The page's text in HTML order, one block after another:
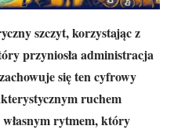
szczyt, korzystając z
przyniosła administracja
się ten cyfrowy
ruchem
rytmem, który